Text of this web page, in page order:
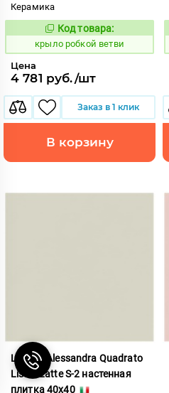
Керамика
837884
Код товара:
крыло робкой ветви
Цена
4 781 руб./шт
Заказ в 1 клик
В корзину
La Diva Alessandra Quadrato
Liscia Latte S-2 настенная
плитка 40x40